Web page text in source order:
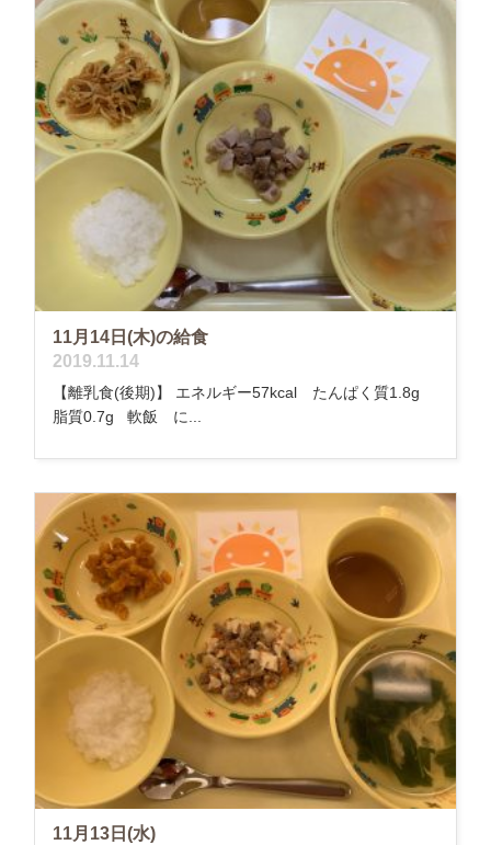
11月14日(木)の給食
2019.11.14
【離乳食(後期)】 エネルギー57kcal たんぱく質1.8g
脂質0.7g 軟飯 に...
11月13日(水)